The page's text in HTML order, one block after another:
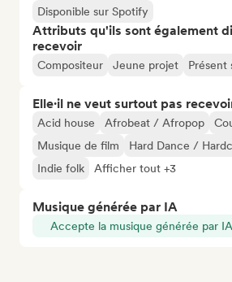
Disponible sur Spotify
Attributs qu'ils sont également
recevoir
Compositeur Jeune projet Présent
Elle·il ne veut surtout pas
Acid house Afrobeat / Afropop
Musique de film
Hard Dance /
Indie folk
Afficher tout +3
Musique générée par IA
Accepte la musique générée par IA